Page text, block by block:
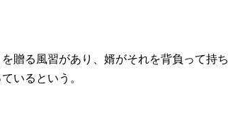
贈る風習があり、婿がそれを背負って持ち
いるという。